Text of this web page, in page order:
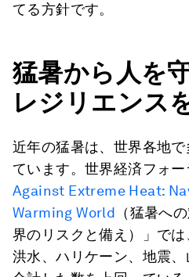
てる方針です。
猛暑から人を
レジリエンス
近年の猛暑は、世界各地
ています。世界経済フォー
Against Extreme Heat:
Warming World （猛暑へ
界のリスクと備え）」では
洪水、ハリケーン、地震